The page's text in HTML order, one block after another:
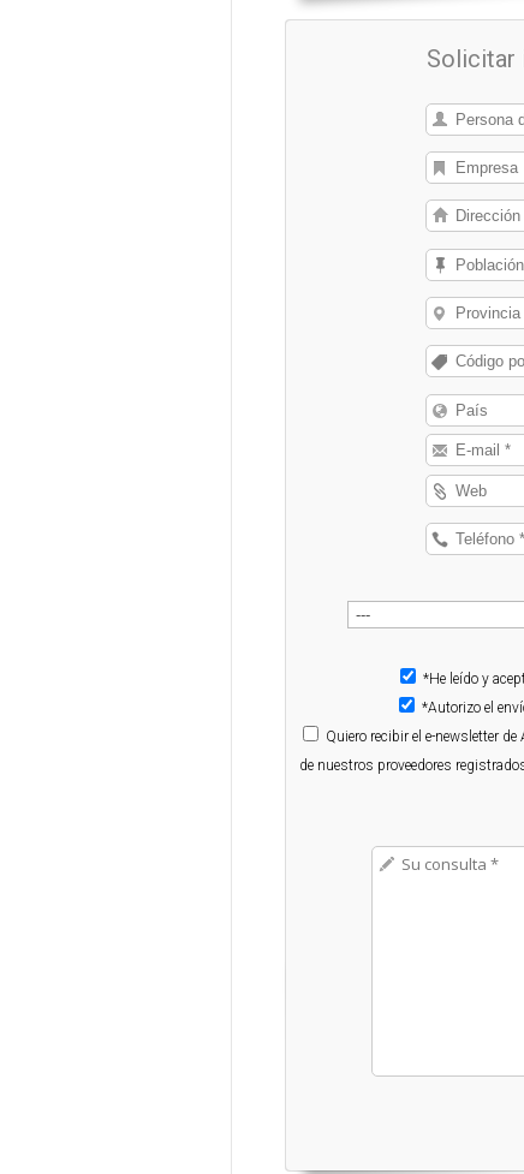
Solicitar
*He leído y
*Autorizo el
Quiero recibir el e-newsletter
de nuestros proveedores